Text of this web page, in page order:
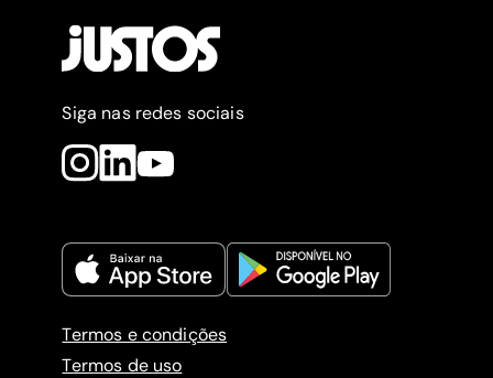
Siga nas redes sociais
Termos e condições
Termos de uso